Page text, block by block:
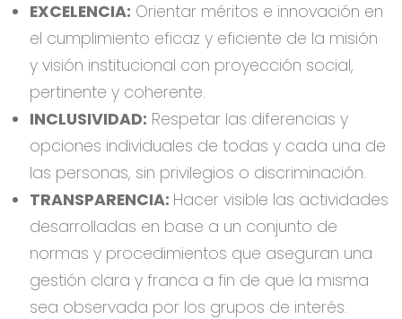
EXCELENCIA: Orientar méritos e innovación en
el cumplimiento eficaz y eficiente de la misión
y visión institucional con proyección social,
pertinente y coherente.
INCLUSIVIDAD: Respetar las diferencias y
opciones individuales de todas y cada una de
las personas, sin privilegios o discriminación.
TRANSPARENCIA: Hacer visible las actividades
desarrolladas en base a un conjunto de
normas y procedimientos que aseguran una
gestión clara y franca a fin de que la misma
sea observada por los grupos de interés.